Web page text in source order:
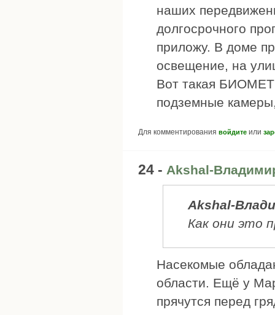
наших
долгосрочного
приложу. В доме
освещение, на
Вот такая
подземные
Для комментирования войдите или
24 - Akshal-
Akshal-
Как они это
Насекомые
области. Ещё у
прячутся перед